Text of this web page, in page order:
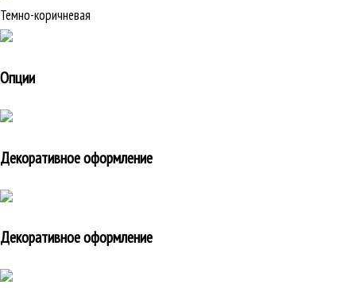
Темно-коричневая
Опции
Декоративное оформление
Декоративное оформление